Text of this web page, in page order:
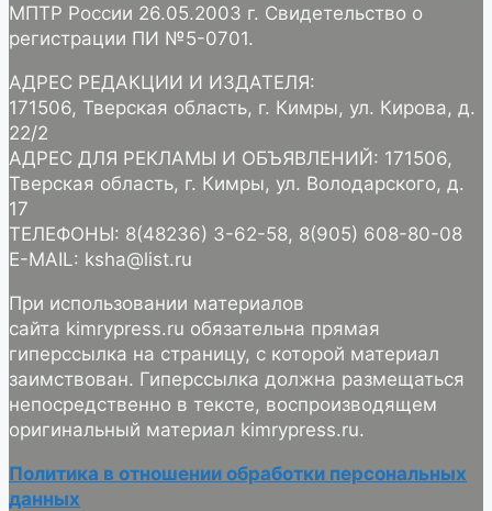
МПТР России 26.05.2003 г. Свидетельство о
регистрации ПИ №5-0701.
АДРЕС РЕДАКЦИИ И ИЗДАТЕЛЯ:
171506, Тверская область, г. Кимры, ул. Кирова, д.
22/2
АДРЕС ДЛЯ РЕКЛАМЫ И ОБЪЯВЛЕНИЙ: 171506,
Тверская область, г. Кимры, ул. Володарского, д.
17
ТЕЛЕФОНЫ: 8(48236) 3-62-58, 8(905) 608-80-08
E-MAIL: ksha@list.ru
При использовании материалов
сайта kimrypress.ru обязательна прямая
гиперссылка на страницу, с которой материал
заимствован. Гиперссылка должна размещаться
непосредственно в тексте, воспроизводящем
оригинальный материал kimrypress.ru.
Политика в отношении обработки персональных
данных